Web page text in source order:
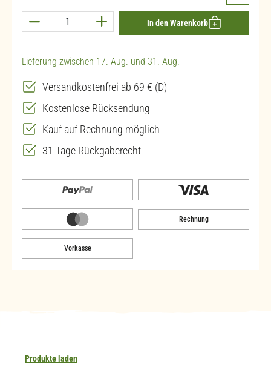
Produkt Anzahl: Gib den gewünschten Wert
In den Warenkorb
Lieferung zwischen 17. Aug. und 31. Aug.
Versandkostenfrei ab 69 € (D)
Kostenlose Rücksendung
Kauf auf Rechnung möglich
31 Tage Rückgaberecht
Rechnung
Vorkasse
Produkte laden